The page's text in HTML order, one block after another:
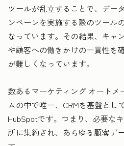
ツールが乱立することで、デー
ンペーンを実施する際のツール
なっています。その結果、キャ
や顧客への働きかけの一貫性を
が難しくなっています。
数あるマーケティング オートメ
ムの中で唯一、CRMを基盤とし
HubSpotです。つまり、必要な
所に集約され、あらゆる顧客デ